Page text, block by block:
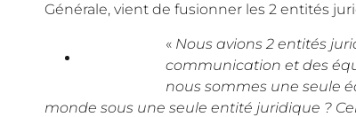
Générale, vient de fusionner les 2 entités
« Nous avions 2 entités
communication et des
nous sommes une seule
monde sous une seule entité juridique ?